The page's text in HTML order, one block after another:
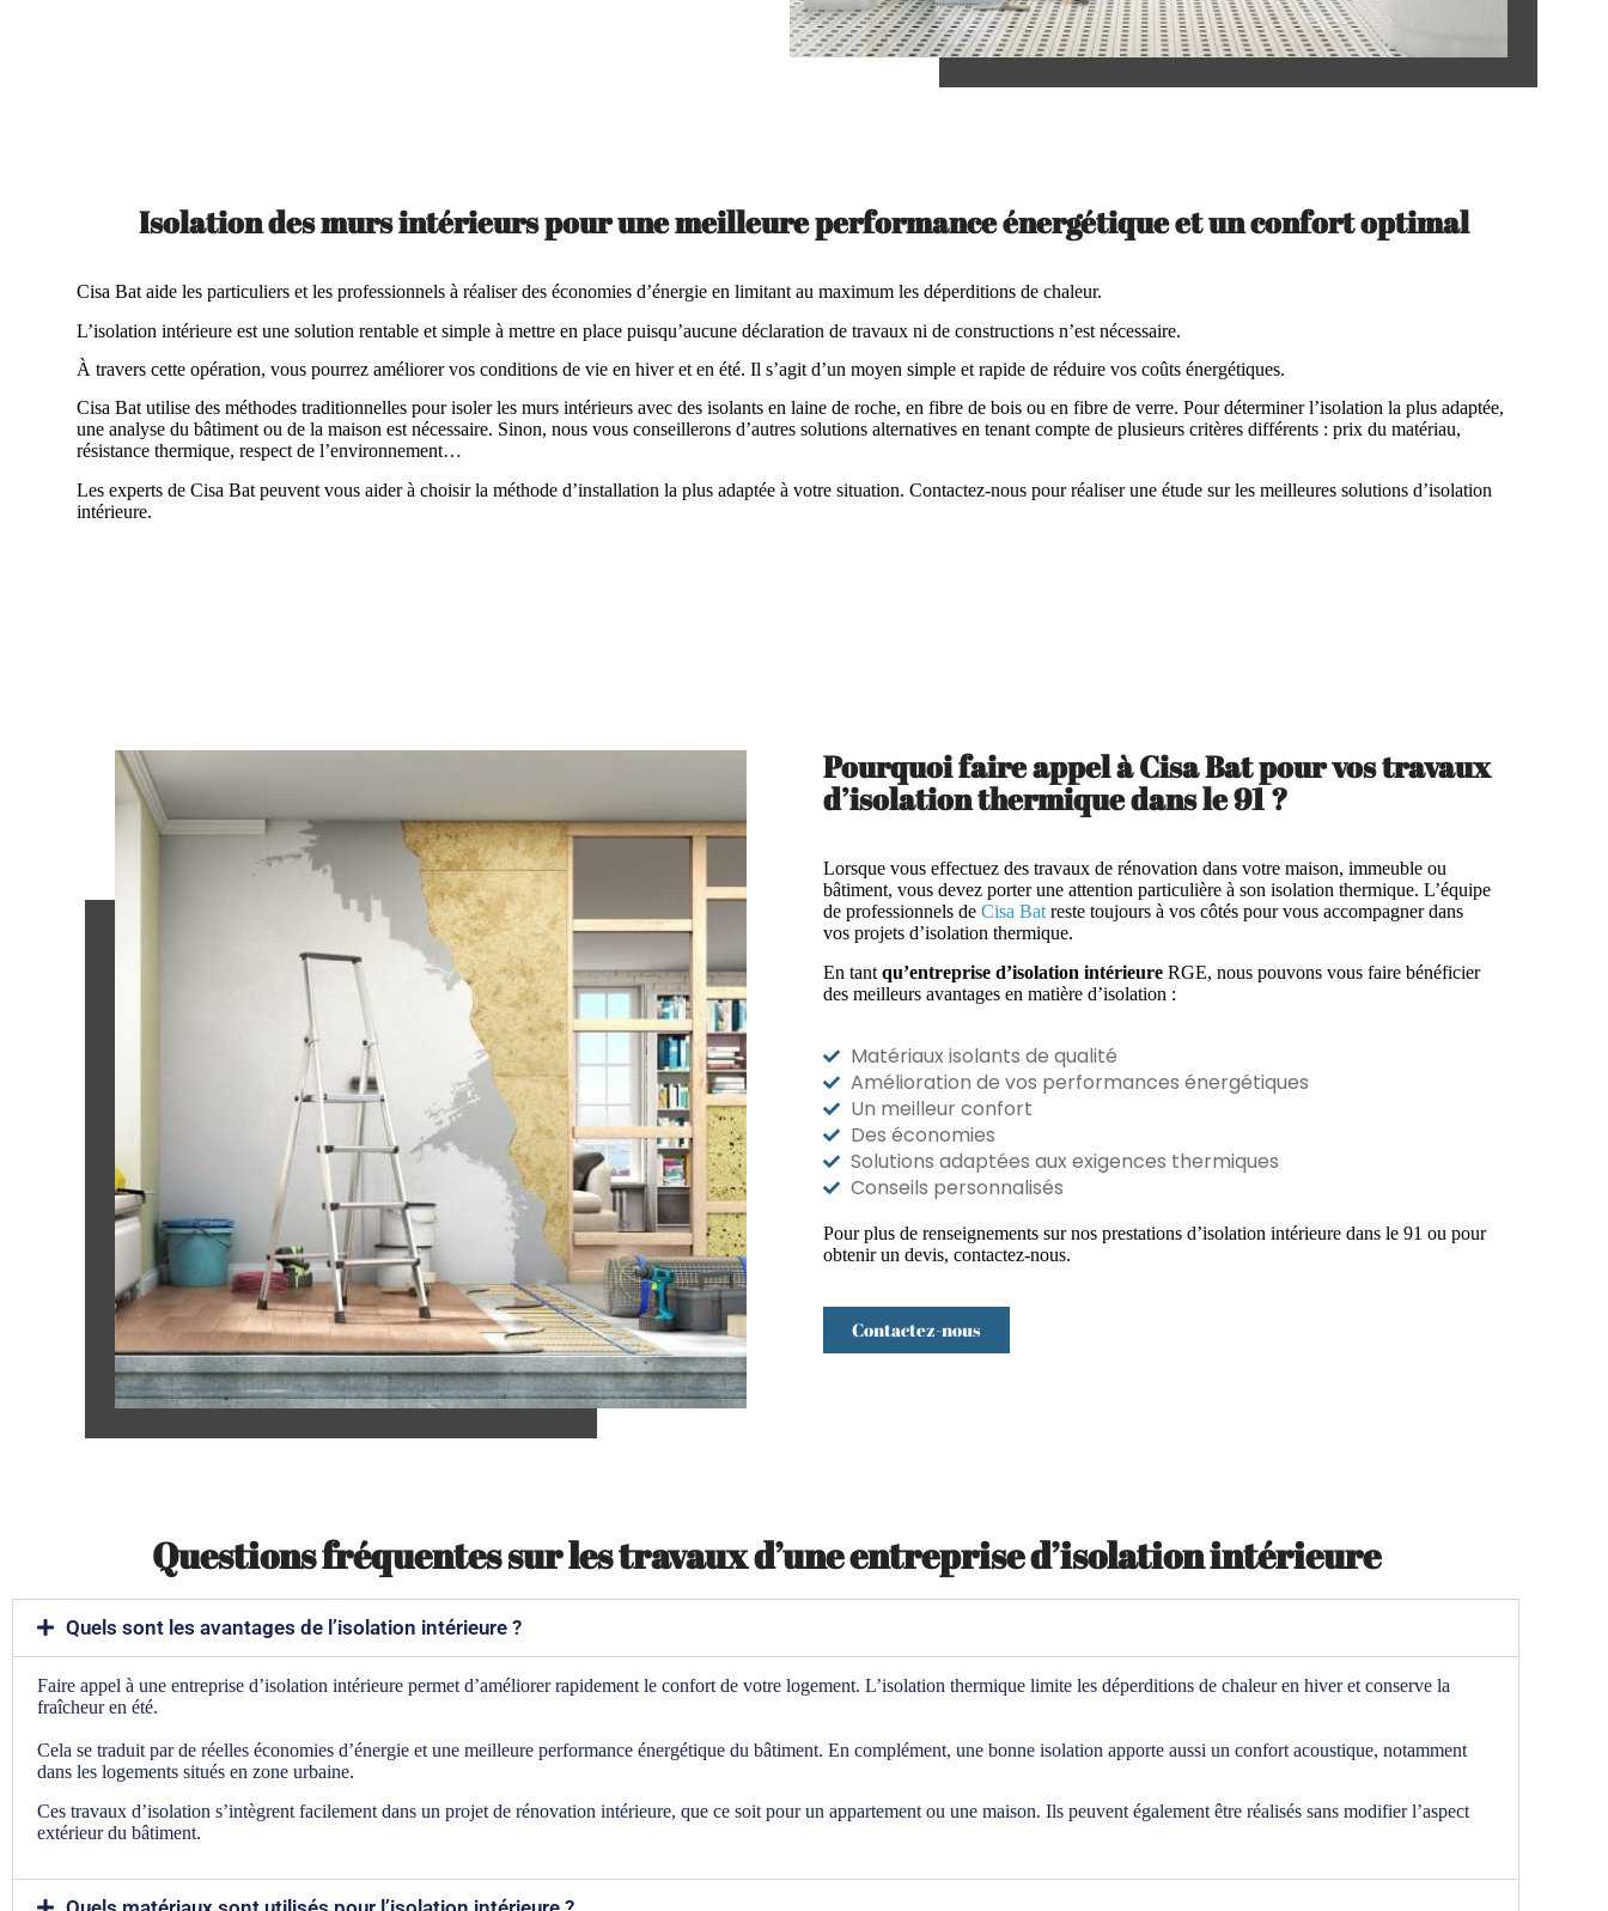
Isolation des murs intérieurs pour une meilleure performance énergétique et un confort optimal
Cisa Bat aide les particuliers et les professionnels à réaliser des économies d’énergie en limitant au maximum les déperditions de chaleur.
L’isolation intérieure est une solution rentable et simple à mettre en place puisqu’aucune déclaration de travaux ni de constructions n’est nécessaire.
À travers cette opération, vous pourrez améliorer vos conditions de vie en hiver et en été. Il s’agit d’un moyen simple et rapide de réduire vos coûts énergétiques.
Cisa Bat utilise des méthodes traditionnelles pour isoler les murs intérieurs avec des isolants en laine de roche, en fibre de bois ou en fibre de verre. Pour déterminer l’isolation la plus adaptée,
une analyse du bâtiment ou de la maison est nécessaire. Sinon, nous vous conseillerons d’autres solutions alternatives en tenant compte de plusieurs critères différents : prix du matériau,
résistance thermique, respect de l’environnement…
Les experts de Cisa Bat peuvent vous aider à choisir la méthode d’installation la plus adaptée à votre situation. Contactez-nous pour réaliser une étude sur les meilleures solutions d’isolation
intérieure.
Pourquoi faire appel à Cisa Bat pour vos travaux
d’isolation thermique dans le 91 ?
Lorsque vous effectuez des travaux de rénovation dans votre maison, immeuble ou
bâtiment, vous devez porter une attention particulière à son isolation thermique. L’équipe
de professionnels de Cisa Bat reste toujours à vos côtés pour vous accompagner dans
vos projets d’isolation thermique.
En tant qu’entreprise d’isolation intérieure RGE, nous pouvons vous faire bénéficier
des meilleurs avantages en matière d’isolation :
Matériaux isolants de qualité
Amélioration de vos performances énergétiques
Un meilleur confort
Des économies
Solutions adaptées aux exigences thermiques
Conseils personnalisés
Pour plus de renseignements sur nos prestations d’isolation intérieure dans le 91 ou pour
obtenir un devis, contactez-nous.
Contactez-nous
Questions fréquentes sur les travaux d’une entreprise d’isolation intérieure
Quels sont les avantages de l’isolation intérieure ?
Faire appel à une entreprise d’isolation intérieure permet d’améliorer rapidement le confort de votre logement. L’isolation thermique limite les déperditions de chaleur en hiver et conserve la
fraîcheur en été.
Cela se traduit par de réelles économies d’énergie et une meilleure performance énergétique du bâtiment. En complément, une bonne isolation apporte aussi un confort acoustique, notamment
dans les logements situés en zone urbaine.
Ces travaux d’isolation s’intègrent facilement dans un projet de rénovation intérieure, que ce soit pour un appartement ou une maison. Ils peuvent également être réalisés sans modifier l’aspect
extérieur du bâtiment.